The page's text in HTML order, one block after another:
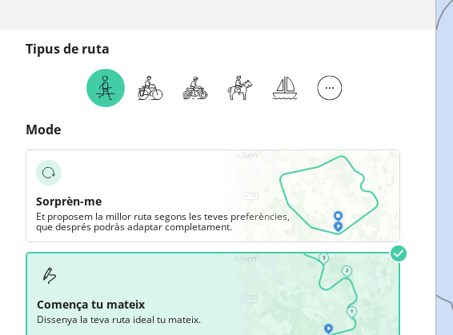
Tipus de ruta
Mode
Sorprèn-me
Et proposem la millor ruta segons les teves preferències,
que després podràs adaptar completament.
Comença tu mateix
Dissenya la teva ruta ideal tu mateix.